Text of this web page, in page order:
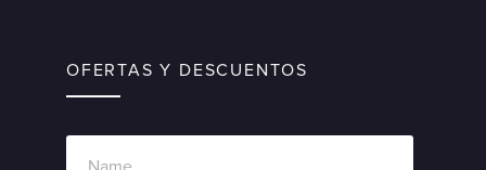
OFERTAS Y DESCUENTOS